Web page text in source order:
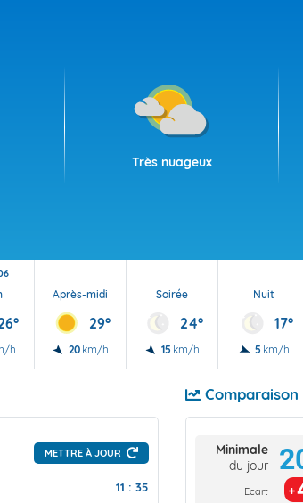
Très nuageux
h
Après-midi
29°
20 km/h
Soirée
24°
15 km/h
Nuit
17°
5 km/h
METTRE À JOUR
11 : 35
Minimale
du jour
Ecart